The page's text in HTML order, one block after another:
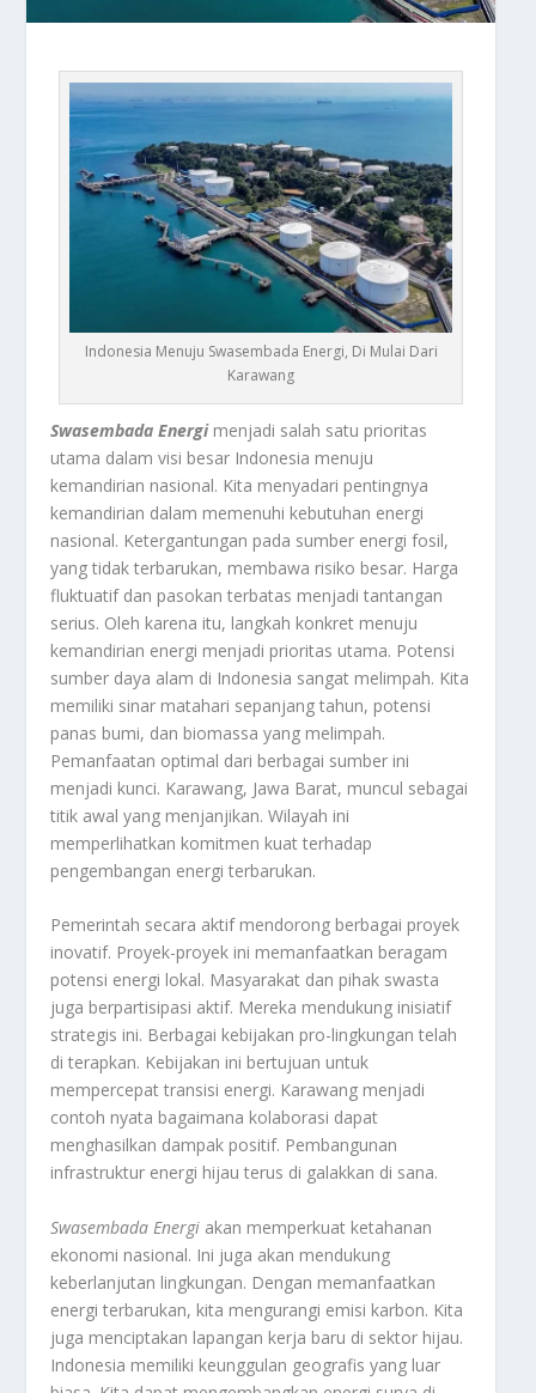
Indonesia Menuju Swasembada Energi, Di Mulai Dari
Karawang
Swasembada Energimenjadi salah satu prioritas
utama dalam visi besar Indonesia menuju
kemandirian nasional. Kita menyadari pentingnya
kemandirian dalam memenuhi kebutuhan energi
nasional. Ketergantungan pada sumber energi fosil,
yang tidak terbarukan, membawa risiko besar. Harga
fluktuatif dan pasokan terbatas menjadi tantangan
serius. Oleh karena itu, langkah konkret menuju
kemandirian energi menjadi prioritas utama. Potensi
sumber daya alam di Indonesia sangat melimpah. Kita
memiliki sinar matahari sepanjang tahun, potensi
panas bumi, dan biomassa yang melimpah.
Pemanfaatan optimal dari berbagai sumber ini
menjadi kunci. Karawang, Jawa Barat, muncul sebagai
titik awal yang menjanjikan. Wilayah ini
memperlihatkan komitmen kuat terhadap
pengembangan energi terbarukan.
Pemerintah secara aktif mendorong berbagai proyek
inovatif. Proyek-proyek ini memanfaatkan beragam
potensi energi lokal. Masyarakat dan pihak swasta
juga berpartisipasi aktif. Mereka mendukung inisiatif
strategis ini. Berbagai kebijakan pro-lingkungan telah
di terapkan. Kebijakan ini bertujuan untuk
mempercepat transisi energi. Karawang menjadi
contoh nyata bagaimana kolaborasi dapat
menghasilkan dampak positif. Pembangunan
infrastruktur energi hijau terus di galakkan di sana.
Swasembada Energi akan memperkuat ketahanan
ekonomi nasional. Ini juga akan mendukung
keberlanjutan lingkungan. Dengan memanfaatkan
energi terbarukan, kita mengurangi emisi karbon. Kita
juga menciptakan lapangan kerja baru di sektor hijau.
Indonesia memiliki keunggulan geografis yang luar